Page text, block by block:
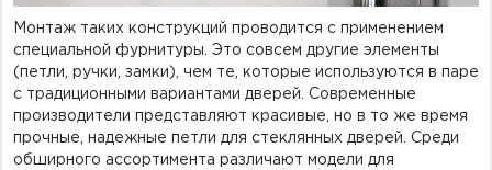
Монтаж таких конструкций проводится с применением
специальной фурнитуры. Это совсем другие элементы
(петли, ручки, замки), чем те, которые используются в паре
с традиционными вариантами дверей. Современные
производители представляют красивые, но в то же время
прочные, надежные петли для стеклянных дверей. Среди
обширного ассортимента различают модели для